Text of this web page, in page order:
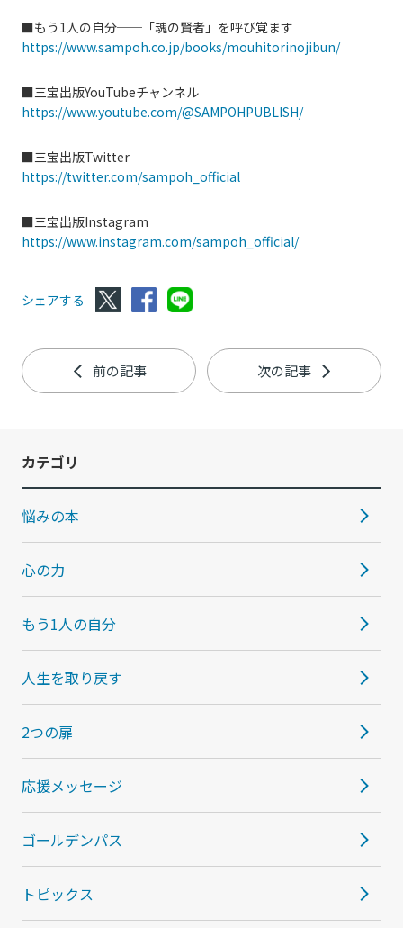
■もう1人の自分──「魂の賢者」を呼び覚ます
https://www.sampoh.co.jp/books/mouhitorinojibun/
■三宝出版YouTubeチャンネル
https://www.youtube.com/@SAMPOHPUBLISH/
■三宝出版Twitter
https://twitter.com/sampoh_official
■三宝出版Instagram
https://www.instagram.com/sampoh_official/
シェアする
前の記事 次の記事
カテゴリ
悩みの本
心の力
もう1人の自分
人生を取り戻す
2つの扉
応援メッセージ
ゴールデンパス
トピックス